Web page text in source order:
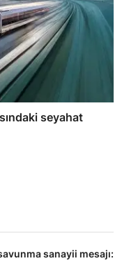
seyahat
sanayii mesajı: